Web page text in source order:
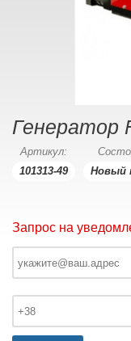
Генератор
Артикул:
101313-49
Новый
Запрос на